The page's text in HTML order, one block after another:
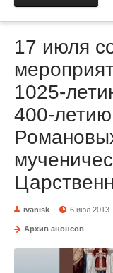
17 июля
1025-
400-
ivanisk 6 июл 2013
Архив анонсов